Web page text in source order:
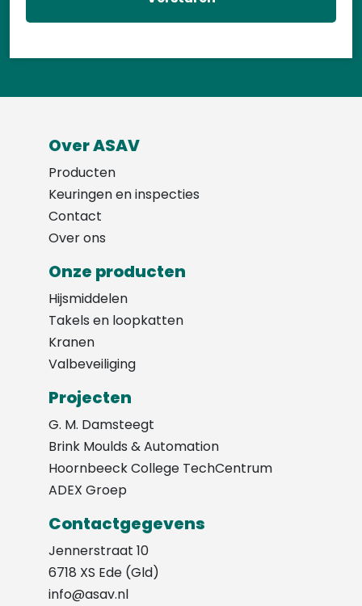
Over ASAV
Producten
Keuringen en inspecties
Contact
Over ons
Onze producten
Hijsmiddelen
Takels en loopkatten
Kranen
Valbeveiliging
Projecten
G. M. Damsteegt
Brink Moulds & Automation
Hoornbeeck College TechCentrum
ADEX Groep
Contactgegevens
Jennerstraat 10
6718 XS Ede (Gld)
info@asav.nl